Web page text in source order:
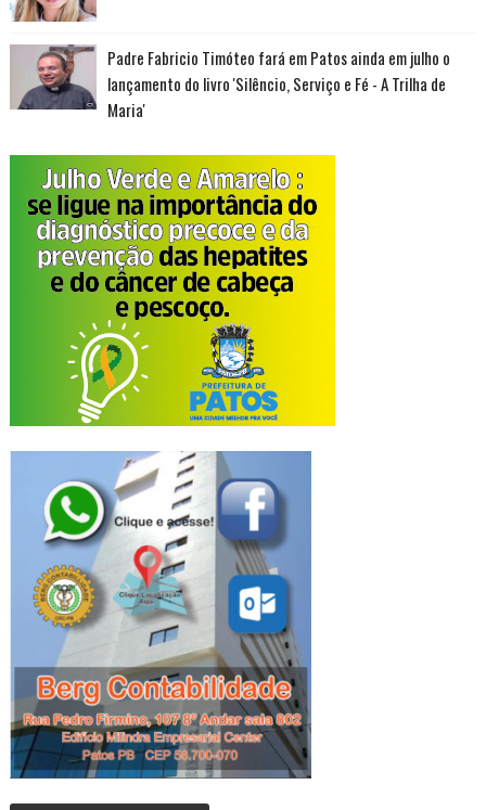
Padre Fabricio Timóteo fará em Patos ainda em julho o
lançamento do livro 'Silêncio, Serviço e Fé - A Trilha de
Maria'